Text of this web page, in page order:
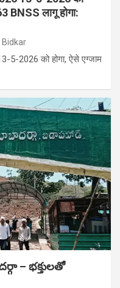
BNSS लागू होगा:
Bidkar
5-2026 को होगा, ऐसे एग्जाम
– భక్తులతో